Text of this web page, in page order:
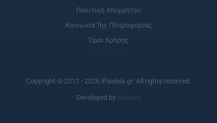
Πολιτική Απορρήτου
Κοινωνία Της Πληροφορίας
Όροι Χρήσης
Copyright © 2012 - 2026 iPaideia.gr. All rights reserved.
Developed by